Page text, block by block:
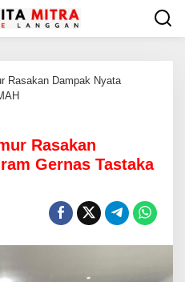
Rasakan Dampak Nyata
Rasakan
Gernas Tastaka